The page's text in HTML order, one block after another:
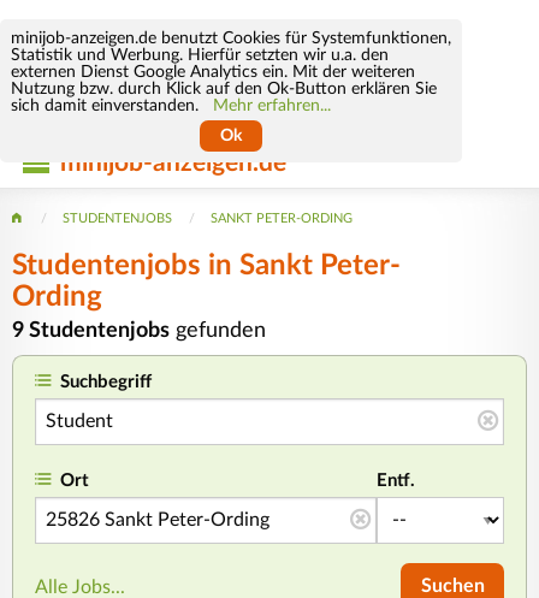
minijob-anzeigen.de benutzt Cookies für Systemfunktionen,
Statistik und Werbung. Hierfür setzten wir u.a. den
externen Dienst Google Analytics ein. Mit der weiteren
Nutzung bzw. durch Klick auf den Ok-Button erklären Sie
sich damit einverstanden.
Mehr erfahren...
Ok
minijob-anzeigen.de
STUDENTENJOBS SANKT PETER-ORDING
Studentenjobs in Sankt Peter-
Ording
9 Studentenjobs gefunden
Suchbegriff
Ort Entf.
Alle Jobs... Suchen